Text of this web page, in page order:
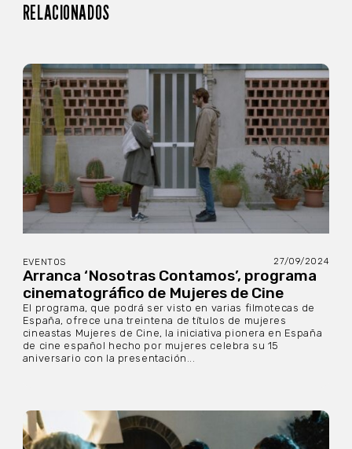
RELACIONADOS
EVENTOS 27/09/2024
Arranca ‘Nosotras Contamos’, programa
cinematográfico de Mujeres de Cine
El programa, que podrá ser visto en varias filmotecas de
España, ofrece una treintena de títulos de mujeres
cineastas Mujeres de Cine, la iniciativa pionera en España
de cine español hecho por mujeres celebra su 15
aniversario con la presentación...